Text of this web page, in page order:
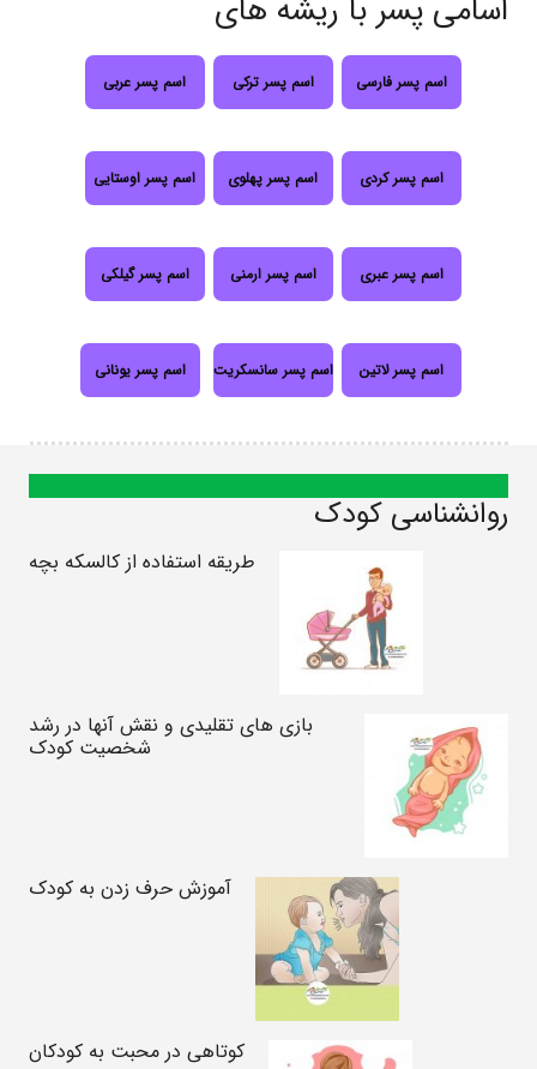
اسامی پسر با ریشه های
اسم پسر فارسی اسم پسر ترکی اسم پسر عربی
اسم پسر کردی اسم پسر پهلوی اسم پسر اوستایی
اسم پسر عبری اسم پسر ارمنی اسم پسر گیلکی
اسم پسر لاتین اسم پسر سانسکریت اسم پسر یونانی
روانشناسی کودک
طریقه استفاده از کالسکه بچه
بازی های تقلیدی و نقش آنها در رشد
شخصیت کودک
آموزش حرف زدن به کودک
کوتاهی در محبت به کودکان